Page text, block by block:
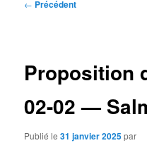
← Précédent
Proposition
02-02 —
Publié le31 janvier 2025par